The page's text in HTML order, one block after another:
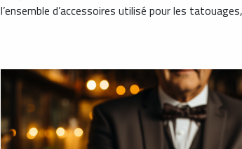
l’ensemble d’accessoires utilisé pour les